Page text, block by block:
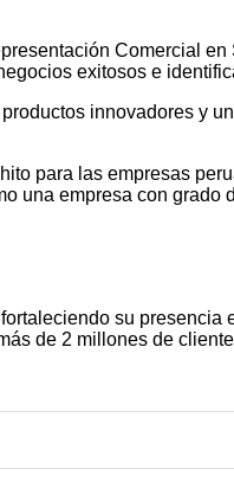
Comercial
exitosos e
innovadores y
para las empresas
una empresa con
su
de 2 millones de